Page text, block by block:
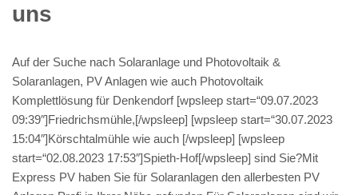
uns
Auf der Suche nach Solaranlage und Photovoltaik &
Solaranlagen, PV Anlagen wie auch Photovoltaik
Komplettlösung für Denkendorf [wpsleep start=“09.07.2023
09:39″]Friedrichsmühle,[/wpsleep] [wpsleep start=“30.07.2023
15:04″]Körschtalmühle wie auch [/wpsleep] [wpsleep
start=“02.08.2023 17:53″]Spieth-Hof[/wpsleep] sind Sie?Mit
Express PV haben Sie für Solaranlagen den allerbesten PV